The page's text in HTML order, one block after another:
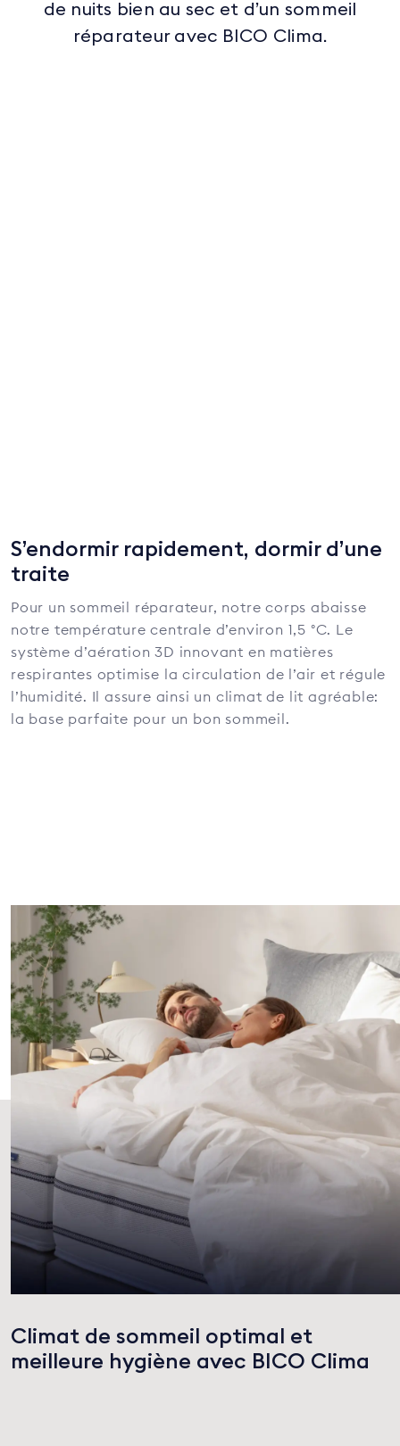
de nuits bien au sec et d’un sommeil
réparateur avec BICO Clima.
S’endormir rapidement, dormir d’une
traite
Pour un sommeil réparateur, notre corps abaisse
notre température centrale d’environ 1,5 °C. Le
système d’aération 3D innovant en matières
respirantes optimise la circulation de l’air et régule
l’humidité. Il assure ainsi un climat de lit agréable:
la base parfaite pour un bon sommeil.
Climat de sommeil optimal et
meilleure hygiène avec BICO Clima